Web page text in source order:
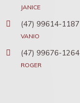
JANICE
(47) 99614-1187
VANIO
(47) 99676-1264
ROGER